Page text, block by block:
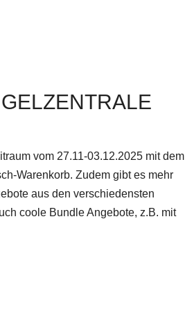
vom 27.11-03.12.2025 mit dem
Warenkorb. Zudem gibt es mehr
aus den verschiedensten
coole Bundle Angebote, z.B. mit